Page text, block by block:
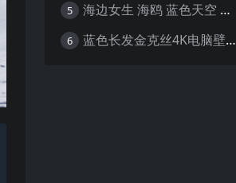
5 海边女生 海鸥 蓝色天空 4K壁纸
6 蓝色长发金克丝4K电脑壁纸